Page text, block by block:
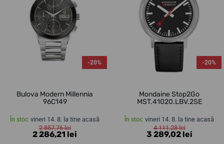
-20%
Bulova Modern Millennia
96C149
În stoc vineri 14. 8. la tine acasă
2 857,76 lei
2 286,21 lei
-20%
Mondaine Stop2Go
MST.41020.LBV.2SE
În stoc vineri 14. 8. la tine acasă
4 111,28 lei
3 289,02 lei